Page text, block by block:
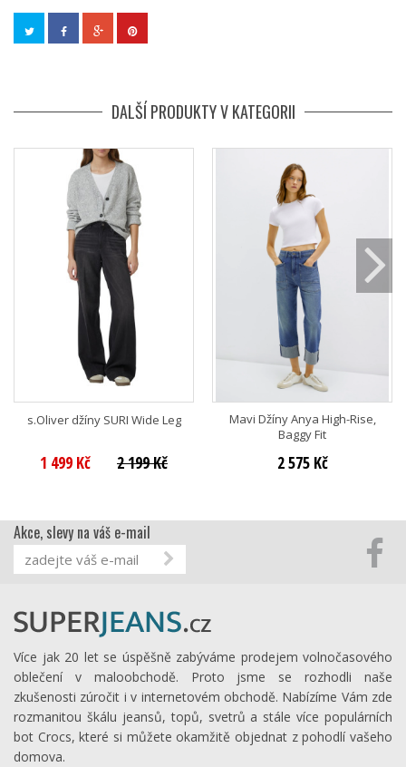
DALŠÍ PRODUKTY V KATEGORII
s.Oliver džíny SURI Wide Leg
1 499 Kč 2 199 Kč
Mavi Džíny Anya High-Rise,
Baggy Fit
2 575 Kč
Akce, slevy na váš e-mail
Více jak 20 let se úspěšně zabýváme prodejem volnočasového
oblečení v maloobchodě. Proto jsme se rozhodli naše
zkušenosti zúročit i v internetovém obchodě. Nabízíme Vám zde
rozmanitou škálu jeansů, topů, svetrů a stále více populárních
bot Crocs, které si můžete okamžitě objednat z pohodlí vašeho
domova.